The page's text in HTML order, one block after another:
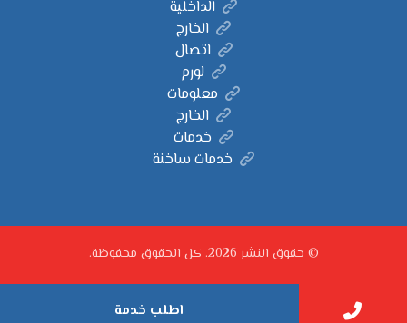
الداخلية
الخارج
اتصال
لورم
معلومات
الخارج
خدمات
خدمات ساخنة
© حقوق النشر 2026. كل الحقوق محفوظة.
اطلب خدمة